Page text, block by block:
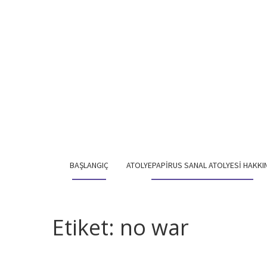
BAŞLANGIÇ ATOLYEPAPIRUS SANAL ATOLYESI
Etiket: no war